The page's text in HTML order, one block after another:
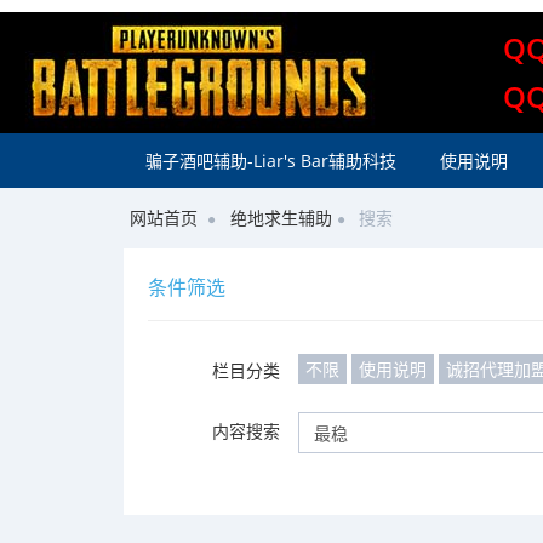
骗子酒吧辅助-Liar's Bar辅助科技 使用说明
网站首页 绝地求生辅助 搜索
条件筛选
栏目分类 不限 使用说明 诚招代理加
内容搜索